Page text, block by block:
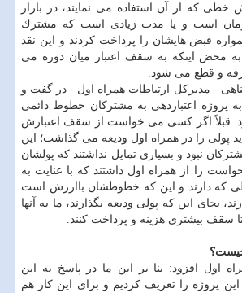
خطی كه از آن استفاده می نمایند، در بازار
تومان است و یا مدت زیادی است كه مشترك
قبض هایشان را پرداخت كردند و این نقد
محض اینكه به سقف اعتبار میان دوره می
و قطع می شود.
- مدیركل ارتباطات همراه اول - در گفت و
به پروژه اعتباردهی به مشتركان خطوط دائمی
قبلاً اگر كسی می خواست از سقف اعتبارش
پولی را در همراه اول ودیعه می گذاشت؛ این
نبود و بسیاری تمایل نداشتند كه پولشان
را از همراه اول داشتند كه با عنایت به
كه دارند و این كه خطوطشان باارزش است
بجای این كه پولی ودیعه بگذارند، ما به آنها
تا سقف بیشتری هزینه و پرداخت كنند.
اول افزود: بنا بر این ما در پاسخ به این
پروژه را تعریف كردیم و برای این كار هم